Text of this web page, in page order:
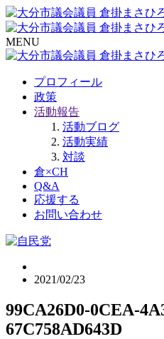
MENU
プロフィール
政策
活動報告
活動ブログ
活動実績
対談
倉×CH
Q&A
応援する
お問い合わせ
2021/02/23
99CA26D0-0CEA-
67C758AD643D